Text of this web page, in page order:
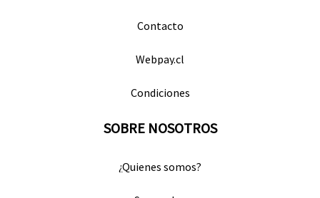
Contacto
Webpay.cl
Condiciones
SOBRE NOSOTROS
¿Quienes somos?